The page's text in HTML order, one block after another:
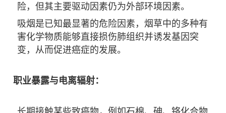
险，但其主要驱动因素仍为外部环境因素。
吸烟是已知最显著的危险因素，烟草中的多种有
害化学物质能够直接损伤肺组织并诱发基因突
变，从而促进癌症的发展。
职业暴露与电离辐射：